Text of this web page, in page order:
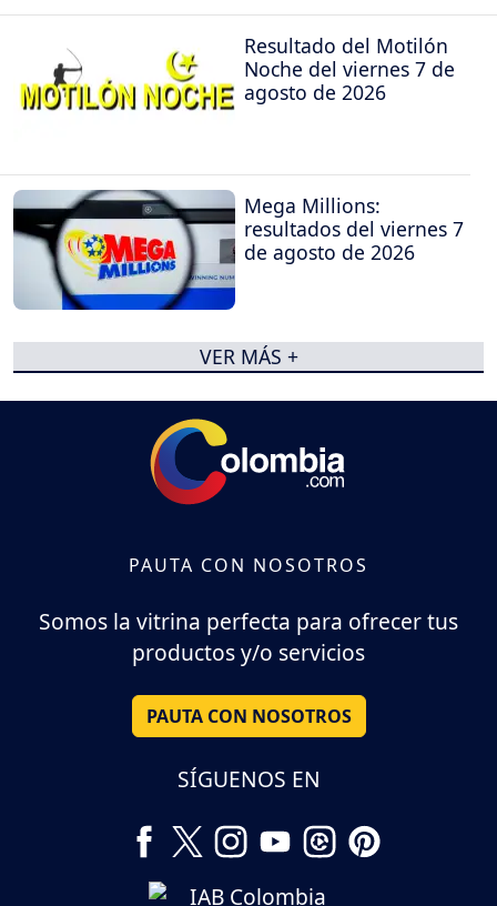
Resultado del Motilón
Noche del viernes 7 de
agosto de 2026
Mega Millions:
resultados del viernes 7
de agosto de 2026
VER MÁS +
PAUTA CON NOSOTROS
Somos la vitrina perfecta para ofrecer tus
productos y/o servicios
PAUTA CON NOSOTROS
SÍGUENOS EN